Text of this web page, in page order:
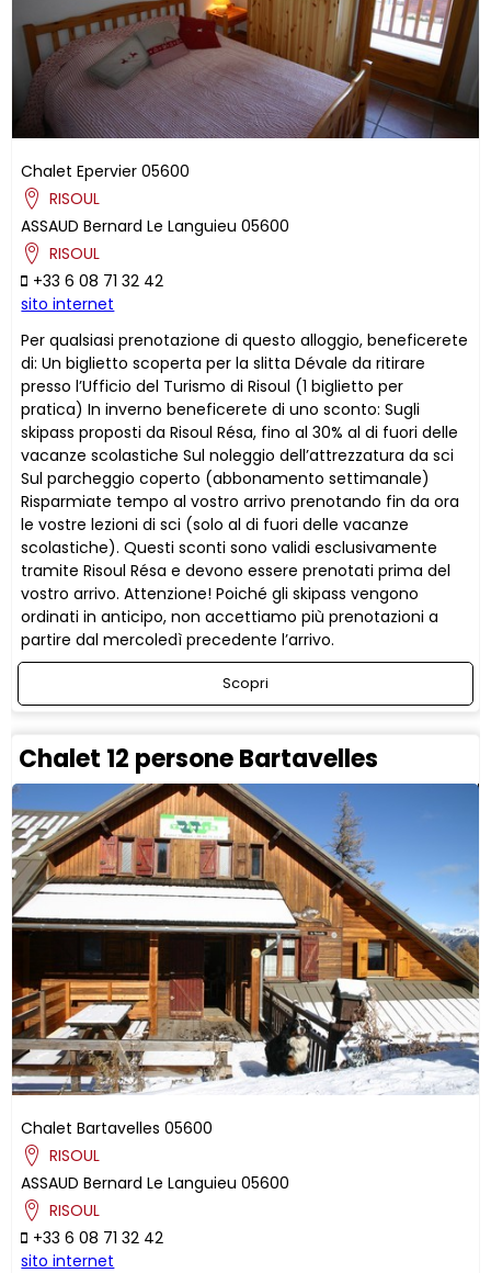
Chalet Epervier 05600
RISOUL
ASSAUD Bernard Le Languieu 05600
RISOUL
+33 6 08 71 32 42
sito internet
Per qualsiasi prenotazione di questo alloggio, beneficerete
di: Un biglietto scoperta per la slitta Dévale da ritirare
presso l’Ufficio del Turismo di Risoul (1 biglietto per
pratica) In inverno beneficerete di uno sconto: Sugli
skipass proposti da Risoul Résa, fino al 30% al di fuori delle
vacanze scolastiche Sul noleggio dell’attrezzatura da sci
Sul parcheggio coperto (abbonamento settimanale)
Risparmiate tempo al vostro arrivo prenotando fin da ora
le vostre lezioni di sci (solo al di fuori delle vacanze
scolastiche). Questi sconti sono validi esclusivamente
tramite Risoul Résa e devono essere prenotati prima del
vostro arrivo. Attenzione! Poiché gli skipass vengono
ordinati in anticipo, non accettiamo più prenotazioni a
partire dal mercoledì precedente l’arrivo.
Scopri
Chalet 12 persone Bartavelles
Chalet Bartavelles 05600
RISOUL
ASSAUD Bernard Le Languieu 05600
RISOUL
+33 6 08 71 32 42
sito internet